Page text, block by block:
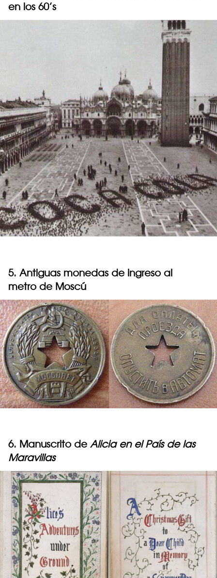
en los 60’s
5. Antiguas monedas de ingreso al
metro de Moscú
6. Manuscrito de Alicia en el País de las
Maravillas